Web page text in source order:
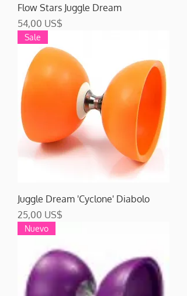
Flow Stars Juggle Dream
Precio
54,00 US$
Sale
Juggle Dream 'Cyclone' Diabolo
Precio
25,00 US$
Nuevo